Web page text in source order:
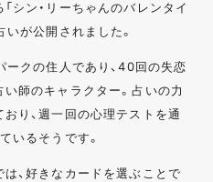
シン・リーちゃんのバレンタイ
いが公開されました。
ークの住人であり、40回の失恋
師のキャラクター。占いの力
り、週一回の心理テストを通
いるそうです。
、好きなカードを選ぶことで